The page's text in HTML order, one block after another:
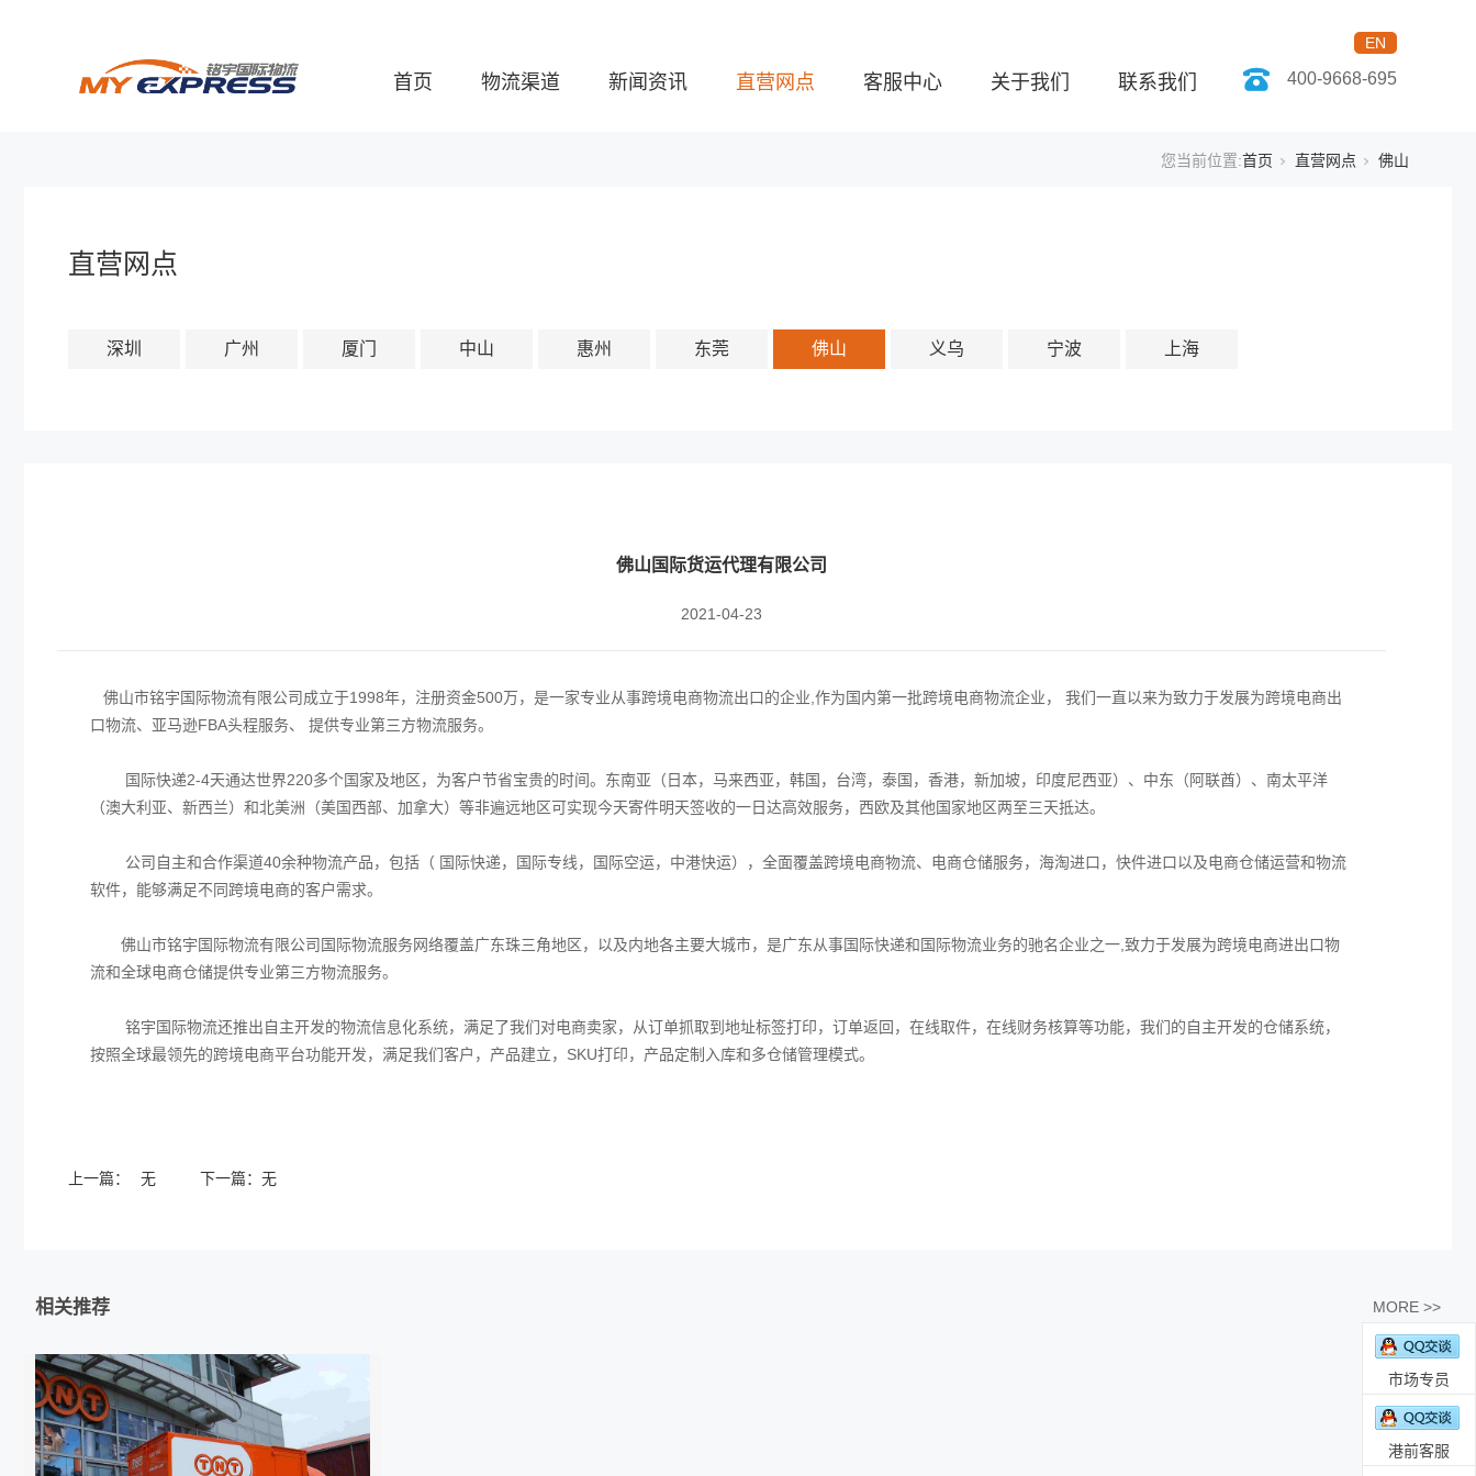
首页 物流渠道 新闻资讯 直营网点 客服中心 关于我们 联系我们
EN
400-9668-695
您当前位置:首页 直营网点 佛山
直营网点
深圳 广州 厦门 中山 惠州 东莞 佛山 义乌 宁波 上海
佛山国际货运代理有限公司
2021-04-23
佛山市铭宇国际物流有限公司成立于1998年，注册资金500万，是一家专业从事跨境电商物流出口的企业,作为国内第一批跨境电商物流企业， 我们一直以来为致力于发展为跨境电商出
口物流、亚马逊FBA头程服务、 提供专业第三方物流服务。
国际快递2-4天通达世界220多个国家及地区，为客户节省宝贵的时间。东南亚（日本，马来西亚，韩国，台湾，泰国，香港，新加坡，印度尼西亚）、中东（阿联酋）、南太平洋
（澳大利亚、新西兰）和北美洲（美国西部、加拿大）等非遍远地区可实现今天寄件明天签收的一日达高效服务，西欧及其他国家地区两至三天抵达。
公司自主和合作渠道40余种物流产品，包括（ 国际快递，国际专线，国际空运，中港快运），全面覆盖跨境电商物流、电商仓储服务，海淘进口，快件进口以及电商仓储运营和物流
软件，能够满足不同跨境电商的客户需求。
佛山市铭宇国际物流有限公司国际物流服务网络覆盖广东珠三角地区，以及内地各主要大城市，是广东从事国际快递和国际物流业务的驰名企业之一,致力于发展为跨境电商进出口物
流和全球电商仓储提供专业第三方物流服务。
铭宇国际物流还推出自主开发的物流信息化系统，满足了我们对电商卖家，从订单抓取到地址标签打印，订单返回，在线取件，在线财务核算等功能，我们的自主开发的仓储系统，
按照全球最领先的跨境电商平台功能开发，满足我们客户，产品建立，SKU打印，产品定制入库和多仓储管理模式。
上一篇： 无 下一篇： 无
相关推荐 MORE >>
市场专员
港前客服